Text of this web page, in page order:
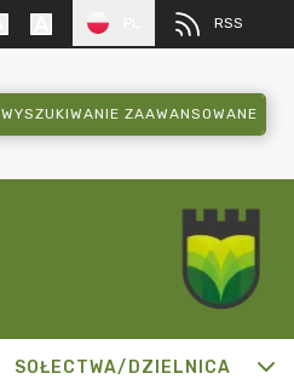
RSS
WYSZUKIWANIE ZAAWANSOWANE
SOŁECTWA/DZIELNICA